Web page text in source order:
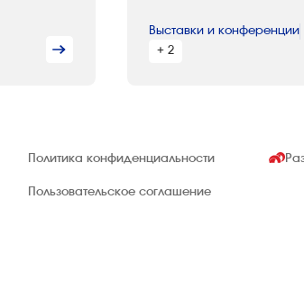
Выставки и конференции
+ 2
Политика конфиденциальности
Пользовательское соглашение